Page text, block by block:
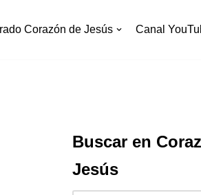
Corazón de Jesús Canal
Buscar en
Jesús